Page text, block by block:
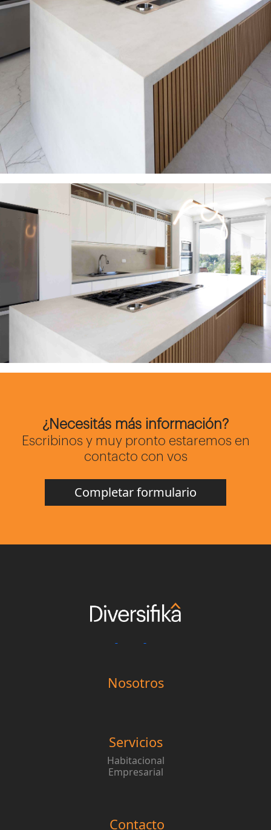
¿Necesitás más información?
Escribinos y muy pronto estaremos en
contacto con vos
Completar formulario
Nosotros
Servicios
Habitacional
Empresarial
Contacto